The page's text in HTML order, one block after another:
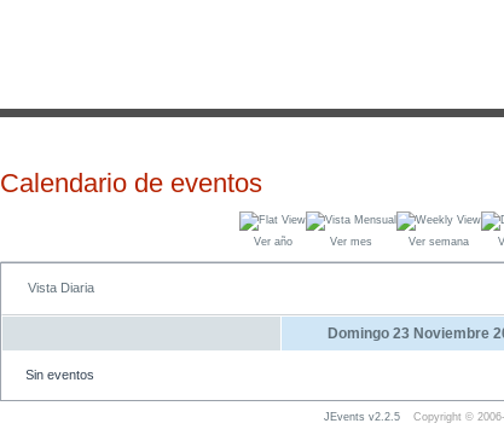
Calendario de eventos
Ver año Ver mes Ver semana
Vista Diaria
Domingo 23 Noviembre
Sin eventos
JEvents v2.2.5 Copyright ©